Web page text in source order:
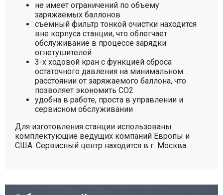
не имеет ограничений по объему
заряжаемых баллонов
съемный фильтр тонкой очистки находится
вне корпуса станции, что облегчает
обслуживание в процессе зарядки
огнетушителей
3-х ходовой кран с функцией сброса
остаточного давления на минимальном
расстоянии от заряжаемого баллона, что
позволяет экономить СО2
удобна в работе, проста в управлении и
сервисном обслуживании
Для изготовления станции использованы
комплектующие ведущих компаний Европы и
США. Cервисный центр находится в г. Москва.